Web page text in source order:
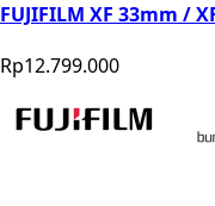
FUJIFILM XF 33mm /
Rp12.799.000